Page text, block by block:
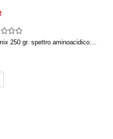
250 gr. spettro aminoacidico…